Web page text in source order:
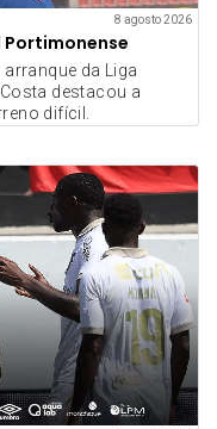
8 agosto 2026
Portimonense
da Liga
destacou a
difícil.